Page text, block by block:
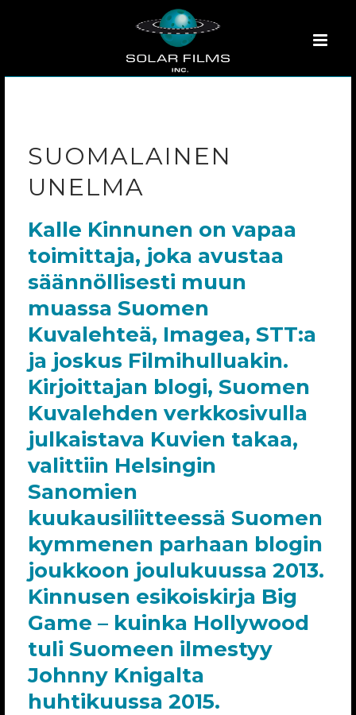
SUOMALAINEN
UNELMA
Kalle Kinnunen on vapaa
toimittaja, joka avustaa
säännöllisesti muun
muassa Suomen
Kuvalehteä, Imagea, STT:a
ja joskus Filmihulluakin.
Kirjoittajan blogi, Suomen
Kuvalehden verkkosivulla
julkaistava Kuvien takaa,
valittiin Helsingin
Sanomien
kuukausiliitteessä Suomen
kymmenen parhaan blogin
joukkoon joulukuussa 2013.
Kinnusen esikoiskirja Big
Game – kuinka Hollywood
tuli Suomeen ilmestyy
Johnny Knigalta
huhtikuussa 2015.